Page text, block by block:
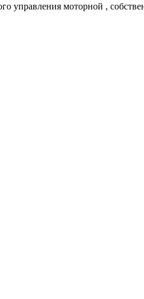
управления моторной ,